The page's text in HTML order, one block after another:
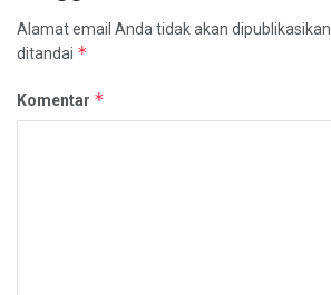
Alamat email Anda tidak akan dipublikasikan.
ditandai *
Komentar *